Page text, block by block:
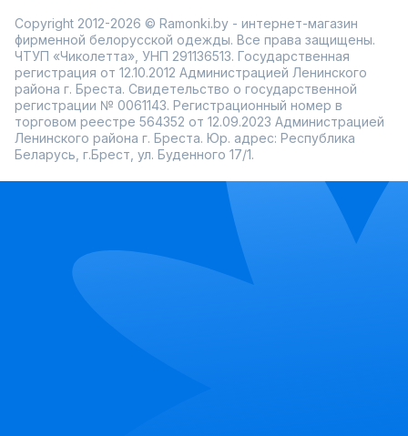
Copyright 2012-2026 © Ramonki.by - интернет-магазин
фирменной белорусской одежды. Все права защищены.
ЧТУП «Чиколетта», УНП 291136513. Государственная
регистрация от 12.10.2012 Администрацией Ленинского
района г. Бреста. Свидетельство о государственной
регистрации № 0061143. Регистрационный номер в
торговом реестре 564352 от 12.09.2023 Администрацией
Ленинского района г. Бреста. Юр. адрес: Республика
Беларусь, г.Брест, ул. Буденного 17/1.